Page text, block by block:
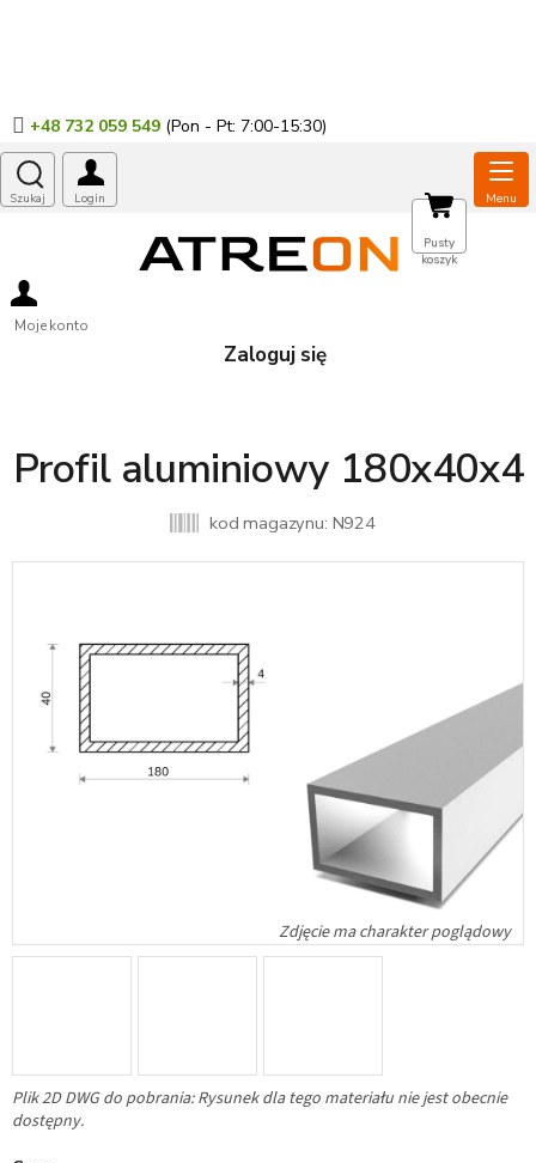
+48 732 059 549
Moje konto
Zaloguj się
KOSZYK
Pusty
koszyk
Profil aluminiowy 180x40x4
kod magazynu: N924
Plik 2D DWG do pobrania: Rysunek dla tego materiału nie jest obecnie
dostępny.